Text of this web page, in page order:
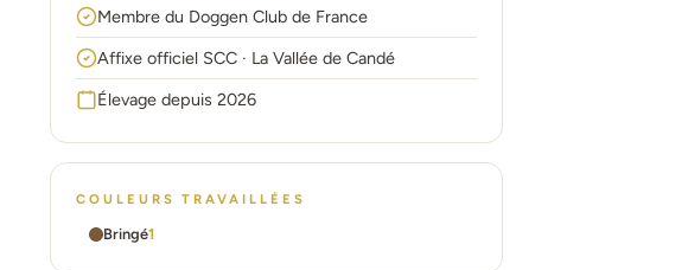
Membre du Doggen Club de France
Affixe officiel SCC · La Vallée de Candé
Élevage depuis 2026
COULEURS TRAVAILLÉES
Bringé1